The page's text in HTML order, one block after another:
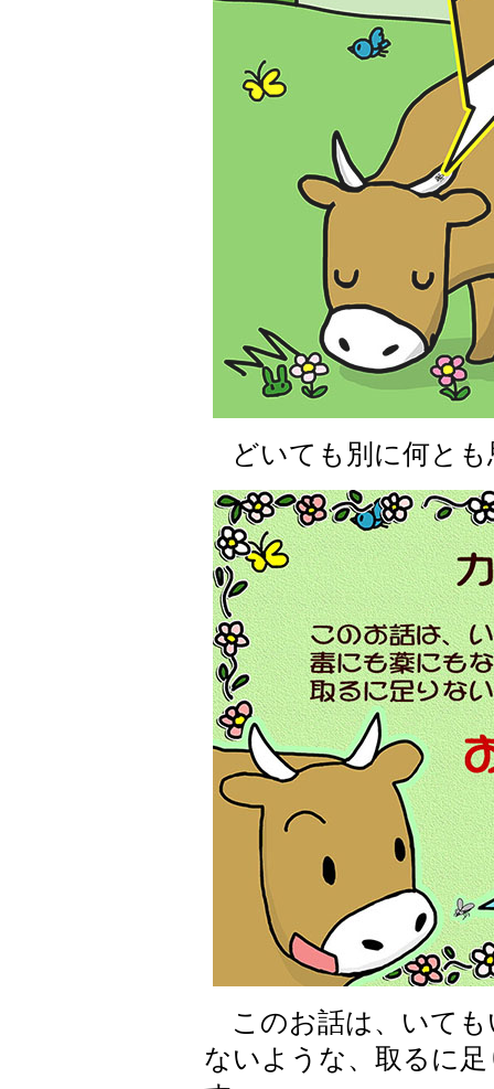
どいても別に何とも
このお話は、いても
ないような、取るに